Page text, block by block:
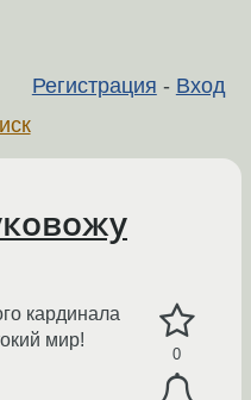
Регистрация - Вход
0
кардинала
мир!